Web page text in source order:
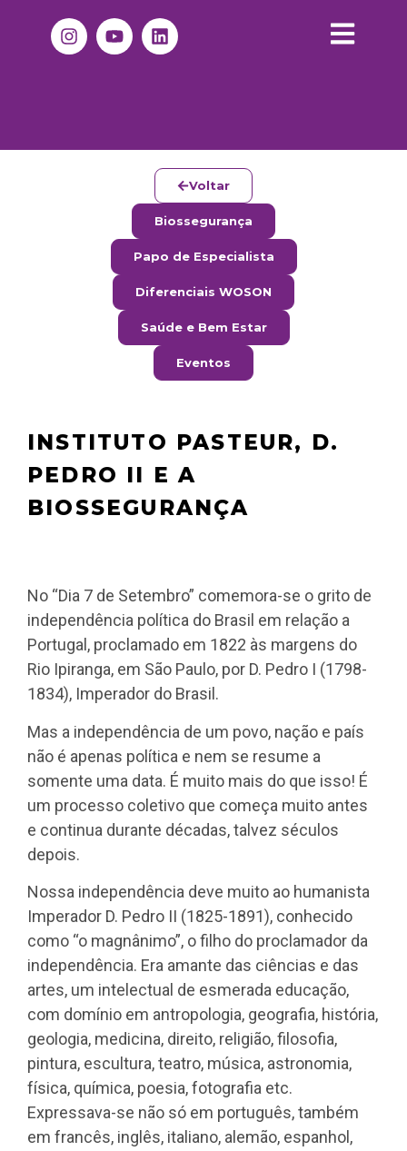
Voltar
Biossegurança
Papo de Especialista
Diferenciais WOSON
Saúde e Bem Estar
Eventos
INSTITUTO PASTEUR, D.
PEDRO II E A
BIOSSEGURANÇA
No “Dia 7 de Setembro” comemora-se o grito de
independência política do Brasil em relação a
Portugal, proclamado em 1822 às margens do
Rio Ipiranga, em São Paulo, por D. Pedro I (1798-
1834), Imperador do Brasil.
Mas a independência de um povo, nação e país
não é apenas política e nem se resume a
somente uma data. É muito mais do que isso! É
um processo coletivo que começa muito antes
e continua durante décadas, talvez séculos
depois.
Nossa independência deve muito ao humanista
Imperador D. Pedro II (1825-1891), conhecido
como “o magnânimo”, o filho do proclamador da
independência. Era amante das ciências e das
artes, um intelectual de esmerada educação,
com domínio em antropologia, geografia, história,
geologia, medicina, direito, religião, filosofia,
pintura, escultura, teatro, música, astronomia,
física, química, poesia, fotografia etc.
Expressava-se não só em português, também
em francês, inglês, italiano, alemão, espanhol,